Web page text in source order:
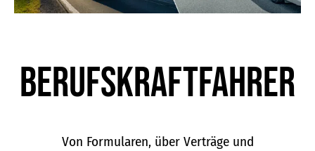
Berufskraft­fahrer
Von Formularen, über Verträge und